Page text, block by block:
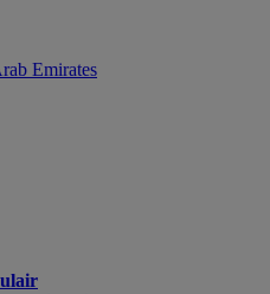
Emirates